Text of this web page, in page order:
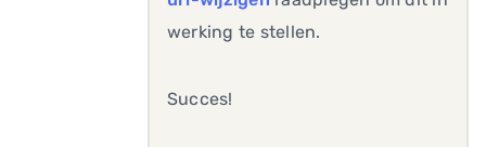
werking te stellen.
Succes!